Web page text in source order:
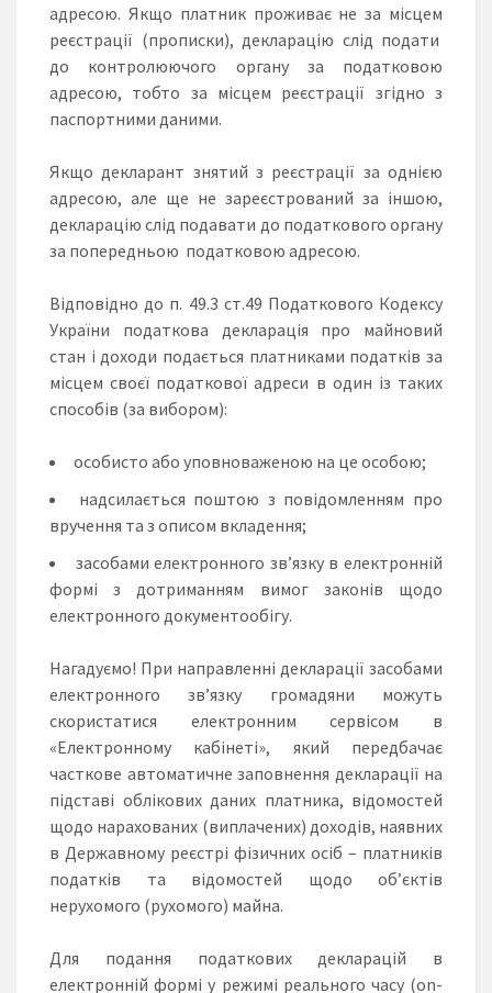
адресою. Якщо платник проживає не за місцем
реєстрації (прописки), декларацію слід подати
до контролюючого органу за податковою
адресою, тобто за місцем реєстрації згідно з
паспортними даними.
Якщо декларант знятий з реєстрації за однією
адресою, але ще не зареєстрований за іншою,
декларацію слід подавати до податкового органу
за попередньою податковою адресою.
Відповідно до п. 49.3 ст.49 Податкового Кодексу
України податкова декларація про майновий
стан і доходи подається платниками податків за
місцем своєї податкової адреси в один із таких
способів (за вибором):
особисто або уповноваженою на це особою;
надсилається поштою з повідомленням про
вручення та з описом вкладення;
засобами електронного зв’язку в електронній
формі з дотриманням вимог законів щодо
електронного документообігу.
Нагадуємо! При направленні декларації засобами
електронного зв’язку громадяни можуть
скористатися електронним сервісом в
«Електронному кабінеті», який передбачає
часткове автоматичне заповнення декларації на
підставі облікових даних платника, відомостей
щодо нарахованих (виплачених) доходів, наявних
в Державному реєстрі фізичних осіб – платників
податків та відомостей щодо об’єктів
нерухомого (рухомого) майна.
Для подання податкових декларацій в
електронній формі у режимі реального часу (on-